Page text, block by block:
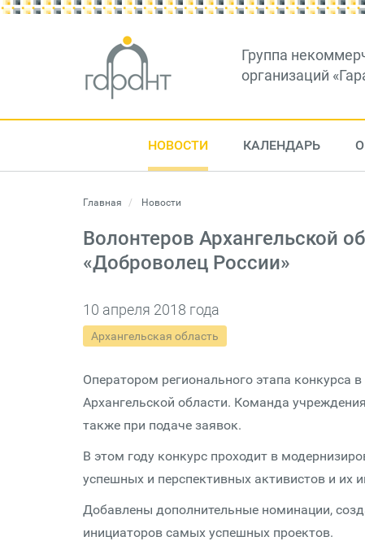
Группа
организаций
НОВОСТИ КАЛЕНДАРЬ
Главная Новости
Волонтеров Архангельской
«Доброволец России»
10 апреля 2018 года
Архангельская область
Оператором регионального этапа
Архангельской области. Команда
также при подаче заявок.
В этом году конкурс проходит в
успешных и перспективных активистов и их
Добавлены дополнительные номинации,
инициаторов самых успешных проектов.